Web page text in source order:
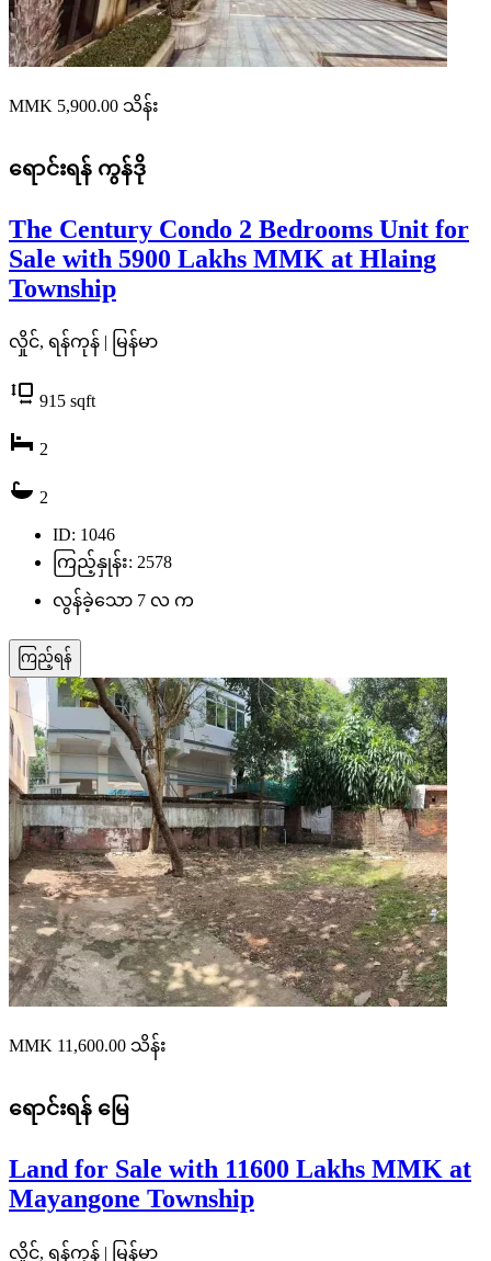
MMK 5,900.00 သိန်း
ရောင်းရန် ကွန်ဒို
The Century Condo 2 Bedrooms Unit for
Sale with 5900 Lakhs MMK at Hlaing
Township
လှိုင်, ရန်ကုန် | မြန်မာ
915 sqft
2
2
ID: 1046
ကြည့်နှုန်း: 2578
လွန်ခဲ့သော 7 လ က
ကြည့်ရန်
MMK 11,600.00 သိန်း
ရောင်းရန် မြေ
Land for Sale with 11600 Lakhs MMK at
Mayangone Township
လှိုင်, ရန်ကုန် | မြန်မာ